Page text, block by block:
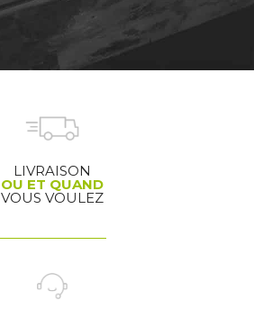
LIVRAISON
OU ET QUAND
VOUS VOULEZ